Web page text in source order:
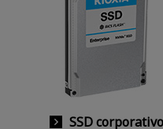
SSD corporativo